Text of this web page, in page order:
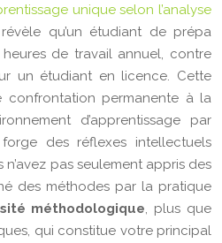
unique selon l’analyse
qu’un étudiant de prépa
de travail annuel, contre
un étudiant en licence. Cette
confrontation permanente à la
d’apprentissage par
des réflexes intellectuels
n’avez pas seulement appris des
des méthodes par la pratique
méthodologique, plus que
qui constitue votre principal